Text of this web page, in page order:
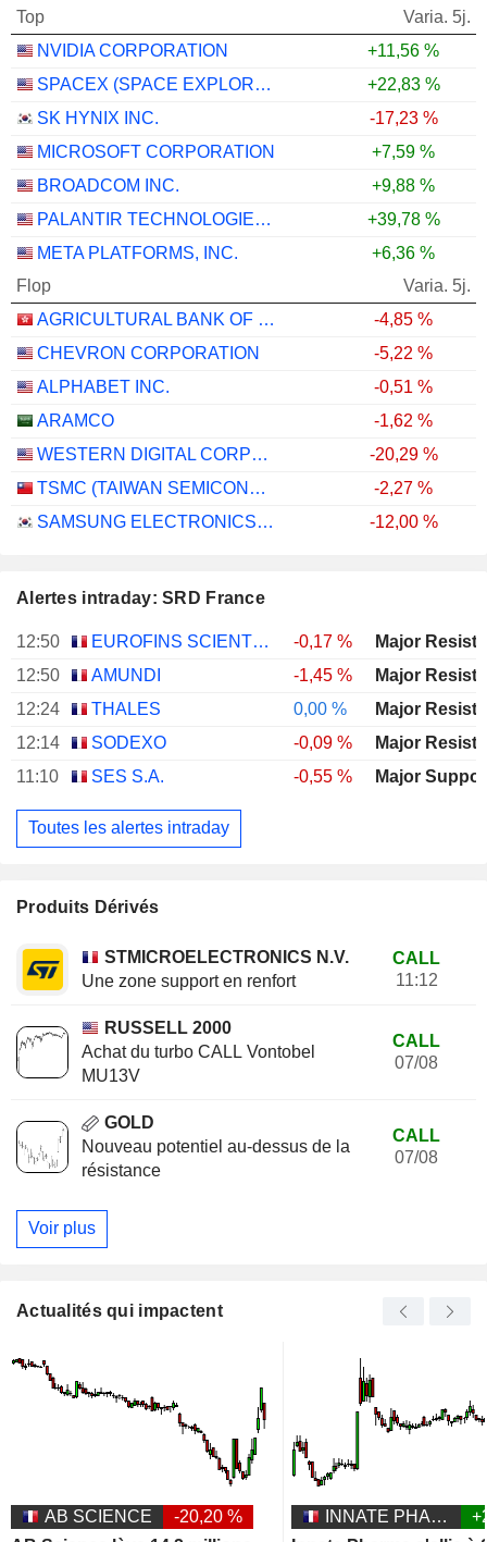
Top
Varia. 5j.
NVIDIA CORPORATION
+11,56 %
SPACEX (SPACE EXPLORATION TECHNOLOGIES)
+22,83 %
SK HYNIX INC.
-17,23 %
MICROSOFT CORPORATION
+7,59 %
BROADCOM INC.
+9,88 %
PALANTIR TECHNOLOGIES INC.
+39,78 %
META PLATFORMS, INC.
+6,36 %
Flop
Varia. 5j.
AGRICULTURAL BANK OF CHINA LIMITED
-4,85 %
CHEVRON CORPORATION
-5,22 %
ALPHABET INC.
-0,51 %
ARAMCO
-1,62 %
WESTERN DIGITAL CORPORATION
-20,29 %
TSMC (TAIWAN SEMICONDUCTOR MANUFACTURING COMPANY)
-2,27 %
SAMSUNG ELECTRONICS CO., LTD.
-12,00 %
Alertes intraday: SRD France
12:50 EUROFINS SCIENTIFIC SE
-0,17 %
12:50
AMUNDI
-1,45 %
12:24
THALES
0,00 %
12:14
SODEXO
-0,09 %
11:10
SES S.A. -0,55 %
Toutes les alertes intraday
Produits Dérivés
STMICROELECTRONICS N.V.
Une zone support en renfort
CALL
11:12
RUSSELL 2000
Achat du turbo CALL Vontobel
MU13V
CALL
07/08
GOLD
Nouveau potentiel au-dessus de la
résistance
CALL
07/08
Voir plus
Actualités qui impactent
AB SCIENCE
-20,20 %
INNATE PHARMA